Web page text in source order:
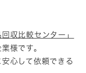
回収比較センター」
様です。
心して依頼できる